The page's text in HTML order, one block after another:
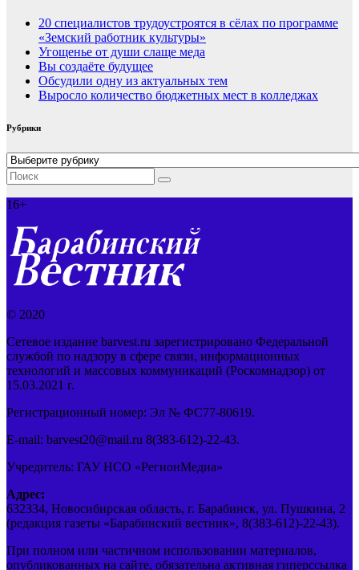
20 специалистов трудоустроятся в сёлах по программе
«Земский работник культуры»
Угощенье от души слаще меда
Вы создаёте будущее
Обсудили одну из актуальных тем
Выросло количество бюджетных мест в колледжах
Рубрики
Рубрики
16+
© 2020
Сетевое издание barvest.ru зарегистрировано Федеральной
службой по надзору в сфере связи, информационных
технологий и массовых коммуникаций (Роскомнадзор) от
15.03.2021 г.
Регистрационный номер: Эл № ФС77-80619.
E-mail: barvest20@mail.ru 8(383-612)-22-43.
Учредитель: ГАУ НСО «РегионМедиа»
Адрес:
632334, Новосибирская область, г. Барабинск, ул. Пушкина, 2
(редакция газеты «Барабинский вестник», 8(383-612)-22-43).
При полном или частичном использовании материалов,
опубликованных на сайте, обязательна активная гиперссылка